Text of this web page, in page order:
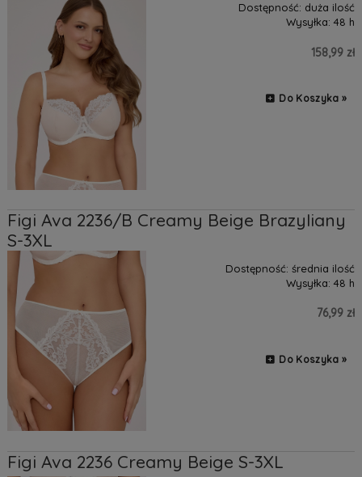
Dostępność: duża ilość
Wysyłka: 48 h
158,99 zł
Do Koszyka »
Figi Ava 2236/B Creamy Beige Brazyliany
S-3XL
Dostępność: średnia ilość
Wysyłka: 48 h
76,99 zł
Do Koszyka »
Figi Ava 2236 Creamy Beige S-3XL